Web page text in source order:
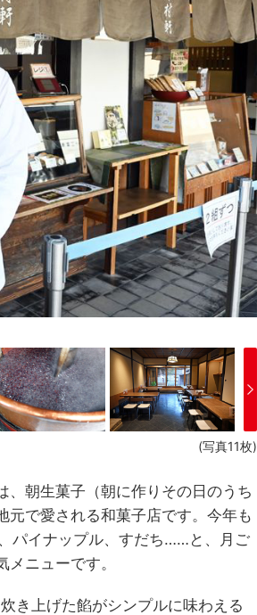
(写真11枚)
朝生菓子（朝に作りその日のうち
元で愛される和菓子店です。今年も
パイナップル、すだち……と、月ご
ニューです。
き上げた餡がシンプルに味わえる